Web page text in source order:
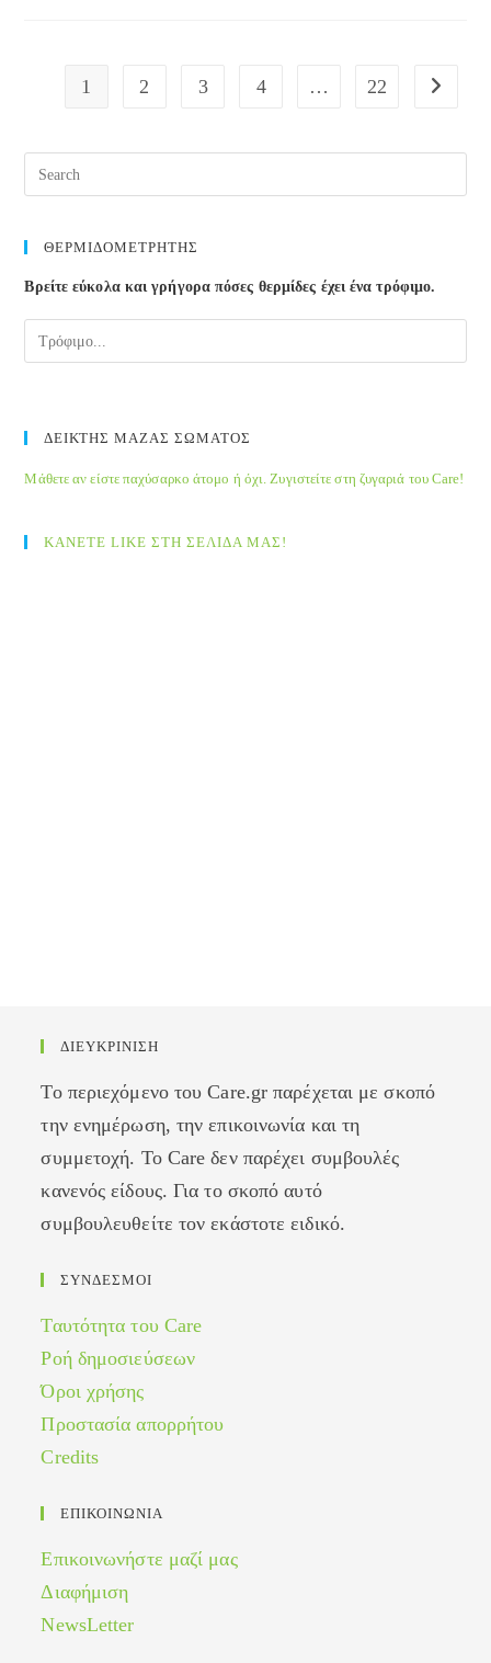
1 2 3 4 … 22 Go to
ΘΕΡΜΙΔΟΜΕΤΡΗΤΗΣ
Βρείτε εύκολα και γρήγορα πόσες θερμίδες έχει ένα τρόφιμο.
ΔΕΙΚΤΗΣ ΜΑΖΑΣ ΣΩΜΑΤΟΣ
Μάθετε αν είστε παχύσαρκο άτομο ή όχι. Ζυγιστείτε στη ζυγαριά του Care!
ΚΑΝΕΤΕ LIKE ΣΤΗ ΣΕΛΙΔΑ ΜΑΣ!
ΔΙΕΥΚΡΙΝΙΣΗ
Το περιεχόμενο του Care.gr παρέχεται με σκοπό
την ενημέρωση, την επικοινωνία και τη
συμμετοχή. Το Care δεν παρέχει συμβουλές
κανενός είδους. Για το σκοπό αυτό
συμβουλευθείτε τον εκάστοτε ειδικό.
ΣΥΝΔΕΣΜΟΙ
Ταυτότητα του Care
Ροή δημοσιεύσεων
Όροι χρήσης
Προστασία απορρήτου
Credits
ΕΠΙΚΟΙΝΩΝΙΑ
Επικοινωνήστε μαζί μας
Διαφήμιση
NewsLetter